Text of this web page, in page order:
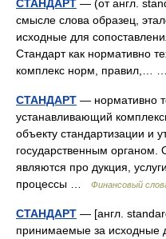
СТАНДАРТ — (от англ.
смысле слова образец,
исходные для
Стандарт как нормативно
комплекс норм, правил,…
СТАНДАРТ — нормативно
устанавливающий
объекту стандартизации и
государственным органом.
являются про дукция,
процессы …
Финансовый
СТАНДАРТ — [англ.
принимаемые за исходные